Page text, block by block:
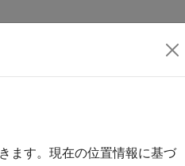
ます。現在の位置情報に基づ